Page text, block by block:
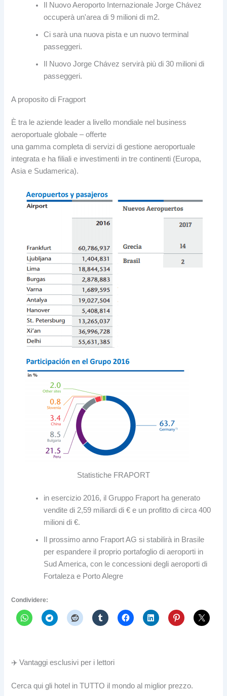
Il Nuovo Aeroporto Internazionale Jorge Chávez
occuperà un'area di 9 milioni di m2.
Ci sarà una nuova pista e un nuovo terminal
passeggeri.
Il Nuovo Jorge Chávez servirà più di 30 milioni di
passeggeri.
A proposito di Fragport
È tra le aziende leader a livello mondiale nel business
aeroportuale globale – offerte
una gamma completa di servizi di gestione aeroportuale
integrata e ha filiali e investimenti in tre continenti (Europa,
Asia e Sudamerica).
Statistiche FRAPORT
in esercizio 2016, il Gruppo Fraport ha generato
vendite di 2,59 miliardi di € e un profitto di circa 400
milioni di €.
Il prossimo anno Fraport AG si stabilirà in Brasile
per espandere il proprio portafoglio di aeroporti in
Sud America, con le concessioni degli aeroporti di
Fortaleza e Porto Alegre
Condividere:
✈️ Vantaggi esclusivi per i lettori
Cerca qui gli hotel in TUTTO il mondo al miglior prezzo.